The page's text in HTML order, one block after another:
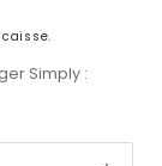
Simply :